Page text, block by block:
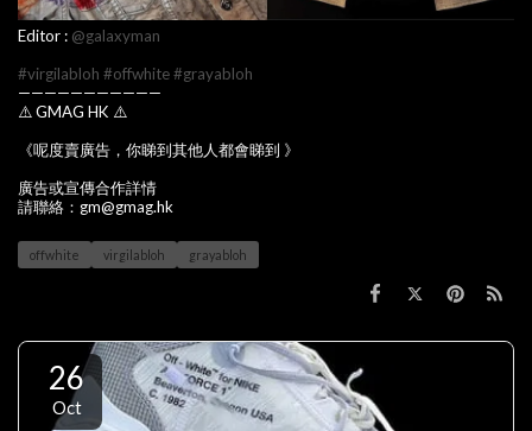
Editor : @galaxyman
#virgilabloh #offwhite#grayabloh
———————————
⚠️ GMAG HK ⚠️
《呢度賣廣告，你睇到其他人都會睇到 》
廣告或宣傳合作詳情
請聯絡：gm@gmag.hk
offwhite virgilabloh grayabloh
26
Oct